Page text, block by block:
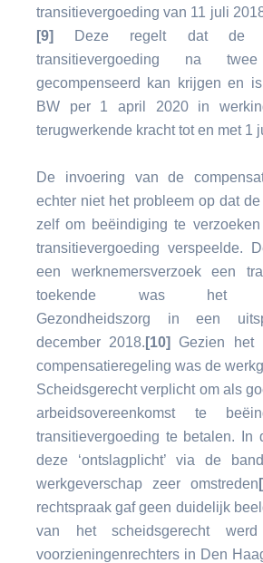
transitievergoeding van 11 juli
[9]
Deze regelt dat de
transitievergoeding na
gecompenseerd kan krijgen en
BW per 1 april 2020 in
terugwerkende kracht tot en met 1
De invoering van de
echter niet het probleem op dat
zelf om beëindiging te
transitievergoeding verspeelde.
een werknemersverzoek een
toekende was het
Gezondheidszorg in een
december 2018. [10]
Gezien het
compensatieregeling was de
Scheidsgerecht verplicht om als
arbeidsovereenkomst te
transitievergoeding te betalen. In
deze ‘ontslagplicht’ via de
werkgeverschap zeer omstreden
rechtspraak gaf geen duidelijk
van het scheidsgerecht
voorzieningenrechters in Den